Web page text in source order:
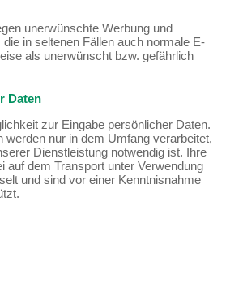
unerwünschte Werbung und
in seltenen Fällen auch normale E-
als unerwünscht bzw. gefährlich
Daten
zur Eingabe persönlicher Daten.
werden nur in dem Umfang verarbeitet,
Dienstleistung notwendig ist. Ihre
auf dem Transport unter Verwendung
und sind vor einer Kenntnisnahme